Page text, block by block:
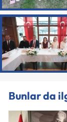
Bunlar da